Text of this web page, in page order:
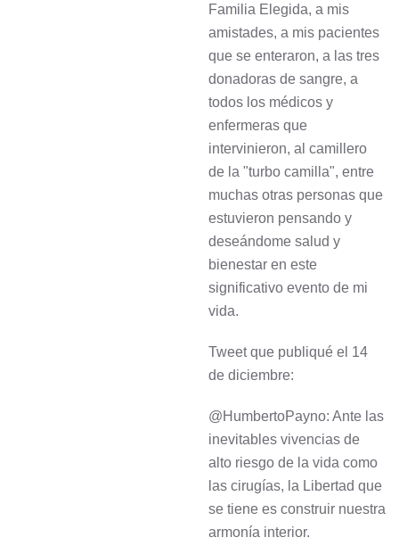
Familia Elegida, a mis
amistades, a mis pacientes
que se enteraron, a las tres
donadoras de sangre, a
todos los médicos y
enfermeras que
intervinieron, al camillero
de la "turbo camilla", entre
muchas otras personas que
estuvieron pensando y
deseándome salud y
bienestar en este
significativo evento de mi
vida.
Tweet que publiqué el 14
de diciembre:
@HumbertoPayno: Ante las
inevitables vivencias de
alto riesgo de la vida como
las cirugías, la Libertad que
se tiene es construir nuestra
armonía interior.